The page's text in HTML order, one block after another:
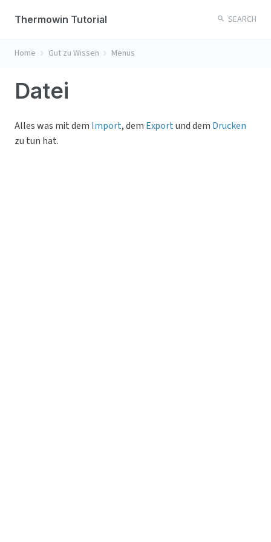
Thermowin Tutorial SEARCH
Home Gut zu Wissen Menüs
Datei
Alles was mit dem Import, dem Export und dem Drucken
zu tun hat.